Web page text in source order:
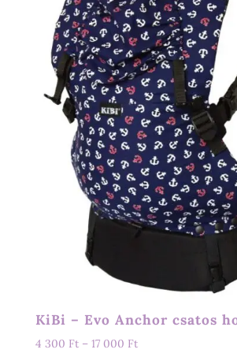
KiBi – Evo Anchor csatos
4 300 Ft – 17 000 FtÁrtartomány: